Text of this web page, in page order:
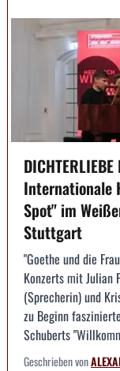
Internationale
Spot" im
Stuttgart
"Goethe und die
Konzerts mit Julian
(Sprecherin) und
zu Beginn
Schuberts
Geschrieben von